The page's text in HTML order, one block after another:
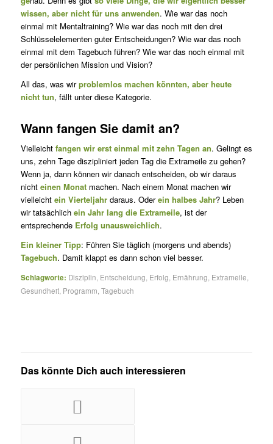
wissen, aber nicht für uns anwenden. Wie war das noch
einmal mit Mentaltraining? Wie war das noch mit den drei
Schlüsselelementen guter Ent­schei­dun­gen? Wie war das noch
einmal mit dem Tagebuch führen? Wie war das noch einmal mit
der persönlichen Mission und Vision?
All das, was wirproblemlos machen könnten, aber heute
nicht tun, fällt unter diese Kategorie.
Wann fangen Sie damit an?
Vielleicht fangen wir erst einmal mit zehn Tagen an. Gelingt es
uns, zehn Tage diszipliniert jeden Tag die Extrameile zu gehen?
Wenn ja, dann können wir danach entscheiden, ob wir daraus
nicht einen Monatmachen. Nach einem Monat machen wir
vielleicht ein Vier­tel­jahrdaraus. Oderein halbes Jahr? Leben
wir tatsächlich ein Jahr lang die Extrameile, ist der
entsprechende Erfolg unausweichlich.
Ein kleiner Tipp: Führen Sie täglich (morgens und abends)
Tagebuch. Damit klappt es dann schon viel besser.
Schlagworte: Disziplin Entscheidung Erfolg Ernährung Extrameile
Gesundheit, Programm Tagebuch
Das könnte Dich auch interessieren